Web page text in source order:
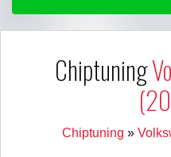
Chiptuning
Chiptuning »